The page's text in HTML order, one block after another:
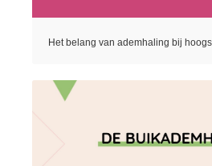
Het belang van ademhaling bij